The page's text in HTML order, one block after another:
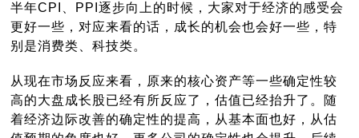
半年CPI、PPI逐步向上的时候，大家对于经济的感受会
更好一些，对应来看的话，成长的机会也会好一些，特
别是消费类、科技类。
从现在市场反应来看，原来的核心资产等一些确定性较
高的大盘成长股已经有所反应了，估值已经抬升了。随
着经济边际改善的确定性的提高，从基本面也好，从估